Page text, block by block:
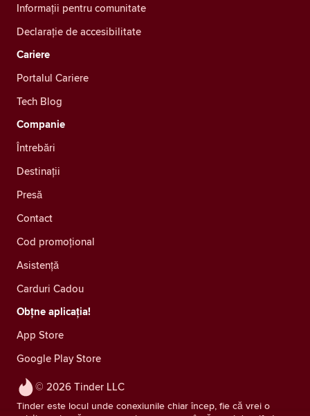
© 2026 Tinder LLC
Tinder este locul unde conexiunile chiar încep, fie că vrei o
Informații pentru comunitate
Declarație de accesibilitate
Cariere
Portalul Cariere
Tech Blog
Companie
Întrebări
Destinații
Presă
Contact
Cod promoțional
Asistență
Carduri Cadou
Obțne aplicația!
App Store
Google Play Store